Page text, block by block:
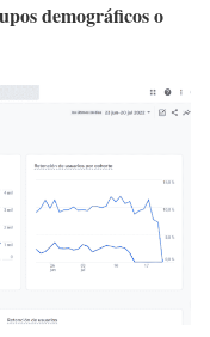
demográficos o